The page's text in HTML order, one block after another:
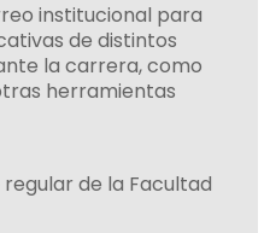
institucional para
de distintos
la carrera, como
herramientas
de la Facultad